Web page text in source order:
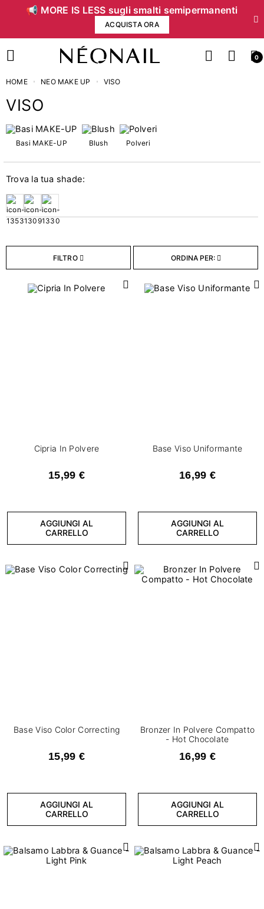
📢 MORE IS LESS sugli smalti semipermanenti
ACQUISTA ORA
0
Prezzo
€ €
Categorie
Basi MAKE-UP
HOME NEO MAKE UP VISO
VISO
Basi MAKE-UP Blush Polveri
Trova la tua shade:
FILTRO ORDINA PER:
Cipria In Polvere
15,99 €
AGGIUNGI AL
CARRELLO
Base Viso Uniformante
16,99 €
AGGIUNGI AL
CARRELLO
Base Viso Color Correcting
15,99 €
AGGIUNGI AL
CARRELLO
Bronzer In Polvere Compatto
- Hot Chocolate
16,99 €
AGGIUNGI AL
CARRELLO